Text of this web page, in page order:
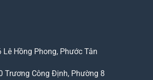
Lê Hồng Phong, Phước Tân
Trương Công Định, Phường 8